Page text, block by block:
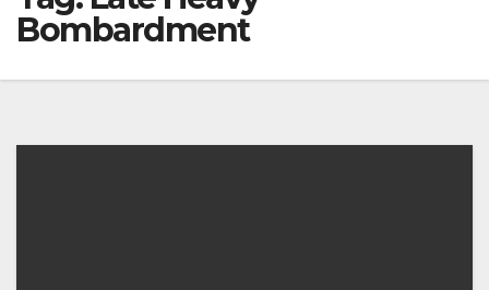
Bombardment